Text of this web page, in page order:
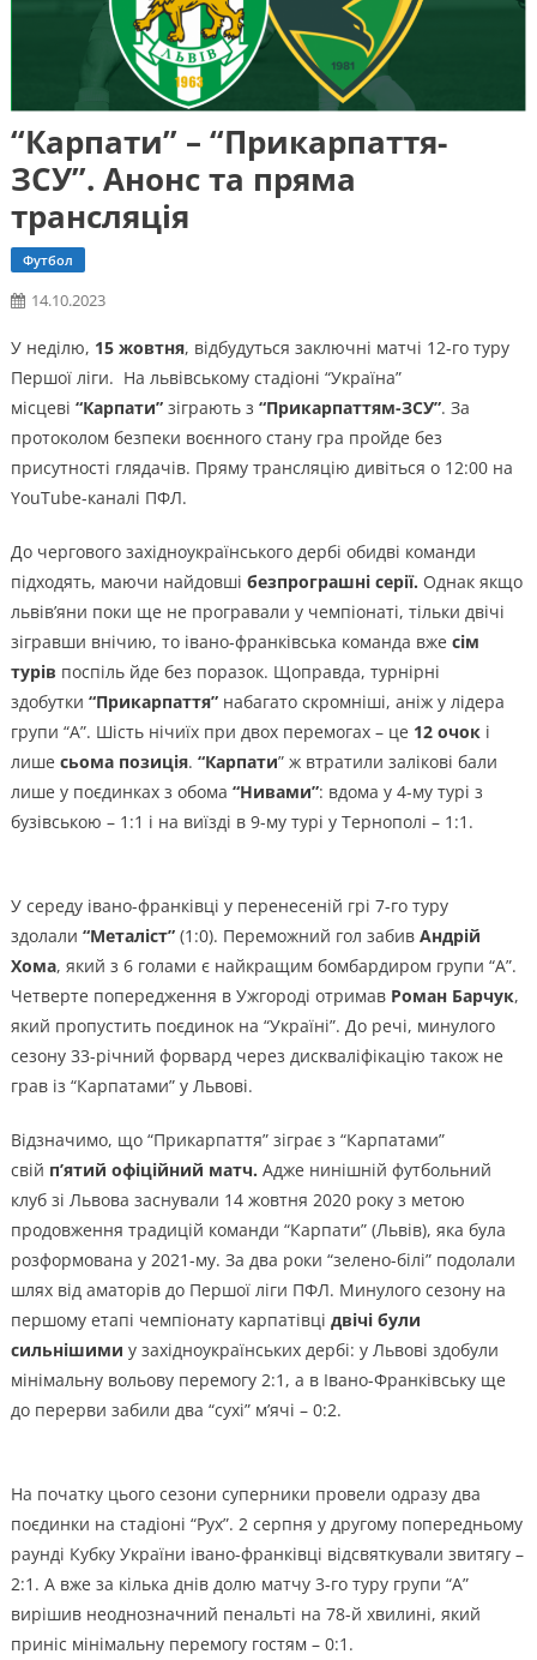
“Карпати” – “Прикарпаття-
ЗСУ”. Анонс та пряма
трансляція
Футбол
14.10.2023
У неділю, 15 жовтня, відбудуться заключні матчі 12-го туру
Першої ліги. На львівському стадіоні “Україна”
місцеві “Карпати”зіграють з “Прикарпаттям-ЗСУ”. За
протоколом безпеки воєнного стану гра пройде без
присутності глядачів. Пряму трансляцію дивіться о 12:00 на
YouTube-каналі ПФЛ.
До чергового західноукраїнського дербі обидві команди
підходять, маючи найдовші безпрограшні серії. Однак якщо
львів’яни поки ще не програвали у чемпіонаті, тільки двічі
зігравши внічию, то івано-франківська команда вже сім
турів поспіль йде без поразок. Щоправда, турнірні
здобутки “Прикарпаття” набагато скромніші, аніж у лідера
групи “А”. Шість нічиїх при двох перемогах – це 12 очокі
лише сьома позиція. “Карпати” ж втратили залікові бали
лише у поєдинках з обома “Нивами”: вдома у 4-му турі з
бузівською – 1:1 і на виїзді в 9-му турі у Тернополі – 1:1.
У середу івано-франківці у перенесеній грі 7-го туру
здолали “Металіст”(1:0). Переможний гол забив Андрій
Хома, який з 6 голами є найкращим бомбардиром групи “А”.
Четверте попередження в Ужгороді отримав Роман Барчук,
який пропустить поєдинок на “Україні”. До речі, минулого
сезону 33-річний форвард через дискваліфікацію також не
грав із “Карпатами” у Львові.
Відзначимо, що “Прикарпаття” зіграє з “Карпатами”
свій п’ятий офіційний матч. Адже нинішній футбольний
клуб зі Львова заснували 14 жовтня 2020 року з метою
продовження традицій команди “Карпати” (Львів), яка була
розформована у 2021-му. За два роки “зелено-білі” подолали
шлях від аматорів до Першої ліги ПФЛ. Минулого сезону на
першому етапі чемпіонату карпатівці двічі були
сильнішими у західноукраїнських дербі: у Львові здобули
мінімальну вольову перемогу 2:1, а в Івано-Франківську ще
до перерви забили два “сухі” м’ячі – 0:2.
На початку цього сезони суперники провели одразу два
поєдинки на стадіоні “Рух”. 2 серпня у другому попередньому
раунді Кубку України івано-франківці відсвяткували звитягу –
2:1. А вже за кілька днів долю матчу 3-го туру групи “А”
вирішив неоднозначний пенальті на 78-й хвилині, який
приніс мінімальну перемогу гостям – 0:1.